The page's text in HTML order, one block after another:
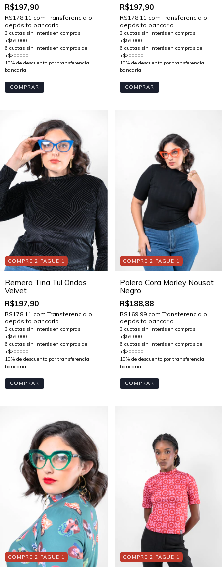
R$197,90
R$178,11 com Transferencia o
depósito bancario
COMPRAR
R$197,90
R$178,11 com Transferencia o
depósito bancario
COMPRAR
COMPRE 2 PAGUE 1
Remera Tina Tul Ondas
Velvet
R$197,90
R$178,11 com Transferencia o
depósito bancario
COMPRAR
COMPRE 2 PAGUE 1
Polera Cora Morley Nousat
Negro
R$188,88
R$169,99 com Transferencia o
depósito bancario
COMPRAR
COMPRE 2 PAGUE 1 COMPRE 2 PAGUE 1